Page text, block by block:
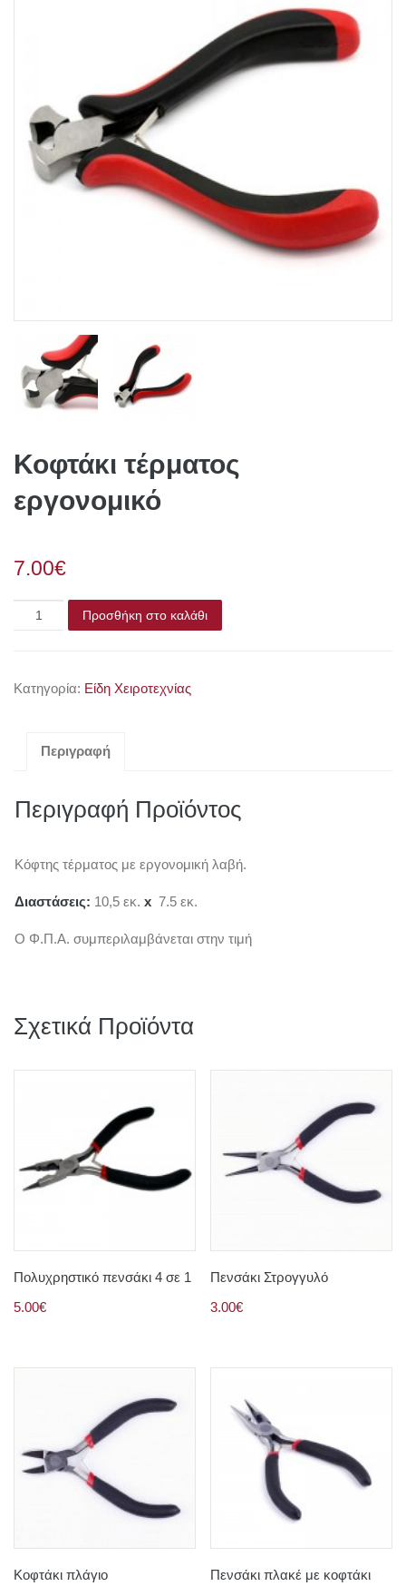
Κοφτάκι τέρματος
εργονομικό
7.00€
Προσθήκη στο καλάθι
Κατηγορία: Είδη Χειροτεχνίας
Περιγραφή
Περιγραφή Προϊόντος
Κόφτης τέρματος με εργονομική λαβή.
Διαστάσεις: 10,5 εκ. x 7.5 εκ.
Ο Φ.Π.Α. συμπεριλαμβάνεται στην τιμή
Σχετικά Προϊόντα
Πολυχρηστικό πενσάκι 4 σε 1
5.00€
Πενσάκι Στρογγυλό
3.00€
Κοφτάκι πλάγιο
Πενσάκι πλακέ με κοφτάκι